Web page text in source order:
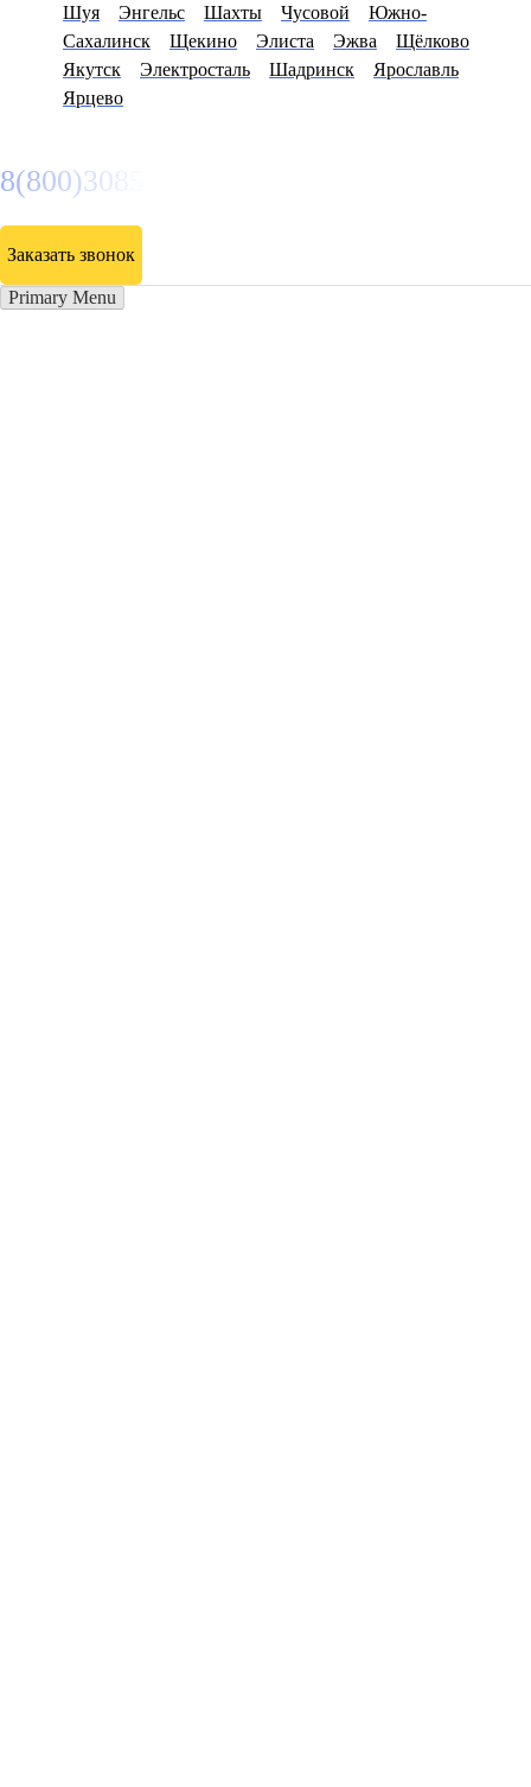
Шуя Энгельс Шахты Чусовой
Южно-
Сахалинск
Щекино Элиста Эжва
Щёлково
Якутск
Электросталь Шадринск
Ярославль
Ярцево
8(800)3085303
Заказать звонок
Primary Menu